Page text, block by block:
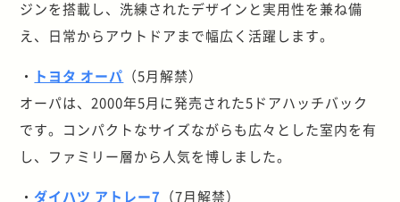
ジンを搭載し、洗練されたデザインと実用性を兼ね備
え、日常からアウトドアまで幅広く活躍します。
・ トヨタ オーパ （5月解禁）
オーパは、2000年5月に発売された5ドアハッチバック
です。コンパクトなサイズながらも広々とした室内を有
し、ファミリー層から人気を博しました。
・ダイハツ アトレー7 （7月解禁）